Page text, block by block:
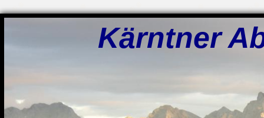
Kärntner